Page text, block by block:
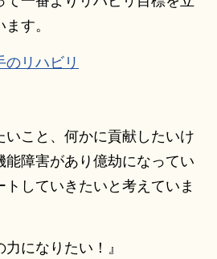
す。
のリハビリ
いこと、何かに貢献したいけ
能障害があり億劫になってい
トしていきたいと考えていま
力になりたい！』